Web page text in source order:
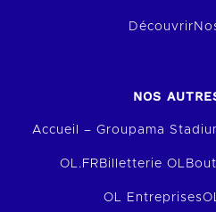
Découvrir
NOS
Accueil – Groupama
OL.FR Billetterie OL
OL Entreprises